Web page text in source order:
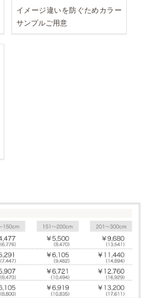
イメージ違いを防ぐためカラー
サンプルご用意